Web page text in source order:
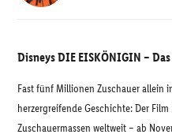
Disneys DIE EISKÖNIGIN –
Fast fünf Millionen Zuschauer allein
herzergreifende Geschichte: Der Film
Zuschauermassen weltweit – ab